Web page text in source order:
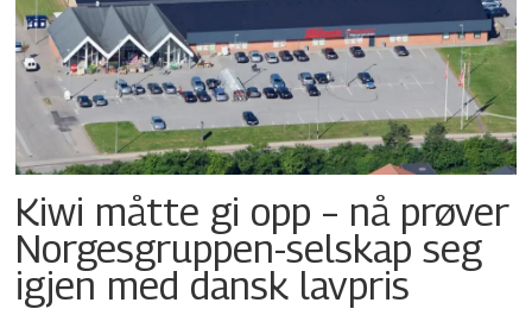
Kiwi måtte gi opp – nå prøver
Norgesgruppen-selskap seg
igjen med dansk lavpris